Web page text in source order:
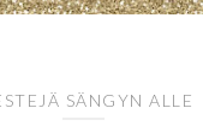
SÄNGYN ALLE